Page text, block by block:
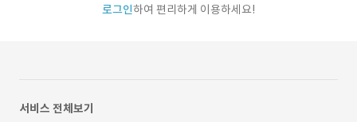
로그인하여 편리하게 이용하세요!
서비스 전체보기